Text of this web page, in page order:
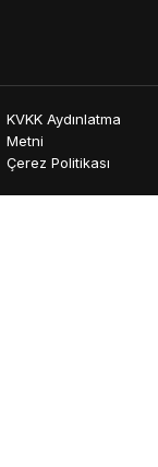
KVKK Aydınlatma
Metni
Çerez Politikası